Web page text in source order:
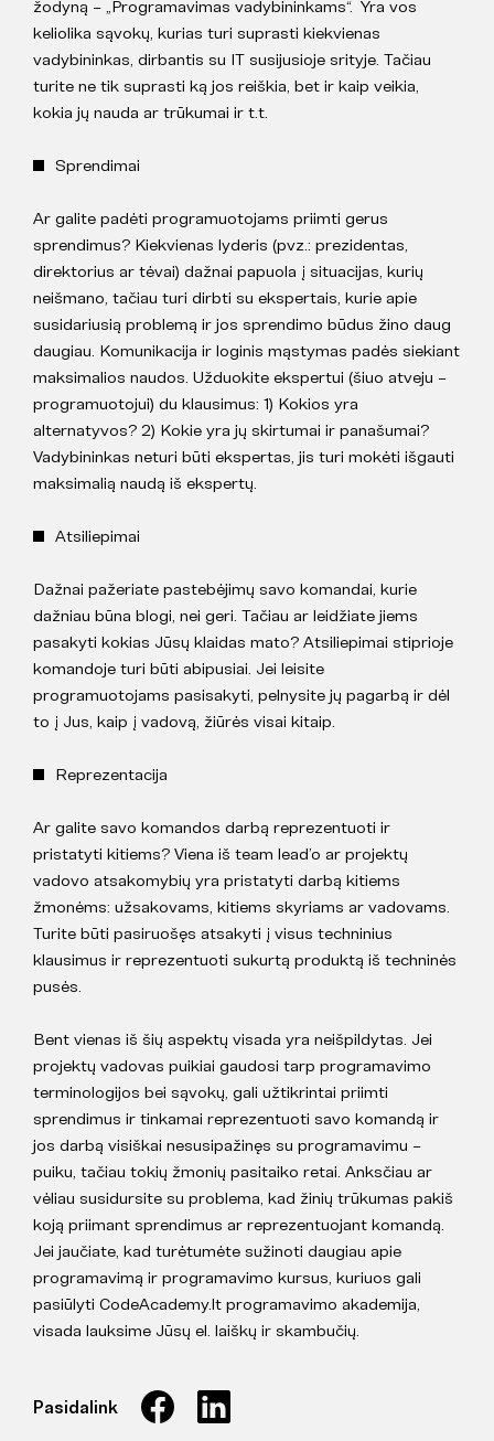
žodyną – „Programavimas vadybininkams“. Yra vos
keliolika sąvokų, kurias turi suprasti kiekvienas
vadybininkas, dirbantis su IT susijusioje srityje. Tačiau
turite ne tik suprasti ką jos reiškia, bet ir kaip veikia,
kokia jų nauda ar trūkumai ir t.t.
Sprendimai
Ar galite padėti programuotojams priimti gerus
sprendimus? Kiekvienas lyderis (pvz.: prezidentas,
direktorius ar tėvai) dažnai papuola į situacijas, kurių
neišmano, tačiau turi dirbti su ekspertais, kurie apie
susidariusią problemą ir jos sprendimo būdus žino daug
daugiau. Komunikacija ir loginis mąstymas padės siekiant
maksimalios naudos. Užduokite ekspertui (šiuo atveju –
programuotojui) du klausimus: 1) Kokios yra
alternatyvos? 2) Kokie yra jų skirtumai ir panašumai?
Vadybininkas neturi būti ekspertas, jis turi mokėti išgauti
maksimalią naudą iš ekspertų.
Atsiliepimai
Dažnai pažeriate pastebėjimų savo komandai, kurie
dažniau būna blogi, nei geri. Tačiau ar leidžiate jiems
pasakyti kokias Jūsų klaidas mato? Atsiliepimai stiprioje
komandoje turi būti abipusiai. Jei leisite
programuotojams pasisakyti, pelnysite jų pagarbą ir dėl
to į Jus, kaip į vadovą, žiūrės visai kitaip.
Reprezentacija
Ar galite savo komandos darbą reprezentuoti ir
pristatyti kitiems? Viena iš team lead’o ar projektų
vadovo atsakomybių yra pristatyti darbą kitiems
žmonėms: užsakovams, kitiems skyriams ar vadovams.
Turite būti pasiruošęs atsakyti į visus techninius
klausimus ir reprezentuoti sukurtą produktą iš techninės
pusės.
Bent vienas iš šių aspektų visada yra neišpildytas. Jei
projektų vadovas puikiai gaudosi tarp programavimo
terminologijos bei sąvokų, gali užtikrintai priimti
sprendimus ir tinkamai reprezentuoti savo komandą ir
jos darbą visiškai nesusipažinęs su programavimu –
puiku, tačiau tokių žmonių pasitaiko retai. Anksčiau ar
vėliau susidursite su problema, kad žinių trūkumas pakiš
koją priimant sprendimus ar reprezentuojant komandą.
Jei jaučiate, kad turėtumėte sužinoti daugiau apie
programavimą ir programavimo kursus, kuriuos gali
pasiūlyti CodeAcademy.lt programavimo akademija,
visada lauksime Jūsų el. laiškų ir skambučių.
Pasidalink